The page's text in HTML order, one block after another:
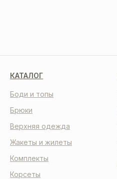
КАТАЛОГ
Корсеты
Боди и топы
Комплекты
Брюки
Жакеты и жилеты
Верхняя одежда